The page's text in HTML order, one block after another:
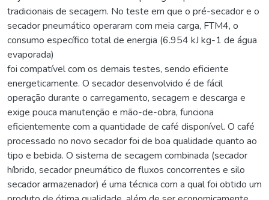
tradicionais de secagem. No teste em que o pré-secador e o
secador pneumático operaram com meia carga, FTM4, o
consumo específico total de energia (6.954 kJ kg-1 de água
evaporada)
foi compatível com os demais testes, sendo eficiente
energeticamente. O secador desenvolvido é de fácil
operação durante o carregamento, secagem e descarga e
exige pouca manutenção e mão-de-obra, funciona
eficientemente com a quantidade de café disponível. O café
processado no novo secador foi de boa qualidade quanto ao
tipo e bebida. O sistema de secagem combinada (secador
híbrido, secador pneumático de fluxos concorrentes e silo
secador armazenador) é uma técnica com a qual foi obtido um